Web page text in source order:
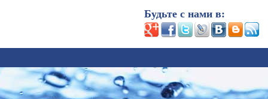
Будьте с нами в: